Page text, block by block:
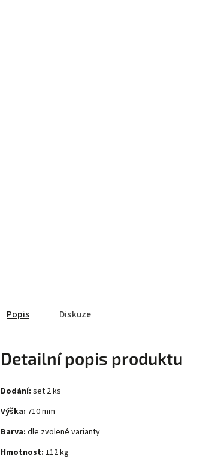
Popis Diskuze
Detailní popis produktu
Dodání: set 2 ks
Výška: 710 mm
Barva: dle zvolené varianty
Hmotnost: ±12 kg